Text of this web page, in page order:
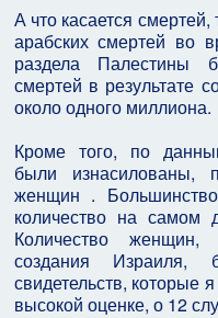
А что касается
арабских смертей во
раздела Палестины
смертей в результате
около одного миллиона.
Кроме того, по
были
женщин .
количество на самом
Количество
создания
свидетельств, которые
высокой оценке, о 12